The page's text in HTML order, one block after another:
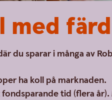
med
du sparar i många av
ha koll på marknaden.
tid (flera år).